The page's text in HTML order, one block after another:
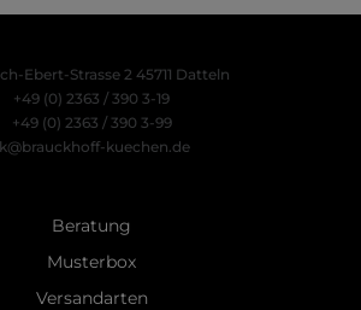
Ebert-Strasse 2 45711 Datteln
+49 (0) 2363 / 390 3-19
+49 (0) 2363 / 390 3-99
kuechen.de
Beratung
Musterbox
Versandarten